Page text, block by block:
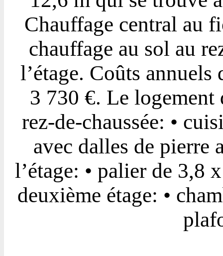
Chauffage central au
chauffage au sol au
l’étage. Coûts
3 730 €. Le logement
rez-de-chaussée: •
avec dalles de pierre
l’étage: • palier de 3,8
deuxième étage: •